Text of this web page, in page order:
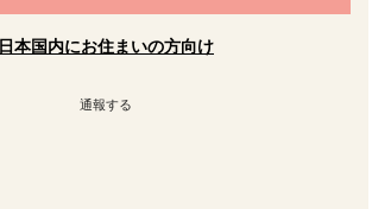
日本国内にお住まいの方向け
通報する